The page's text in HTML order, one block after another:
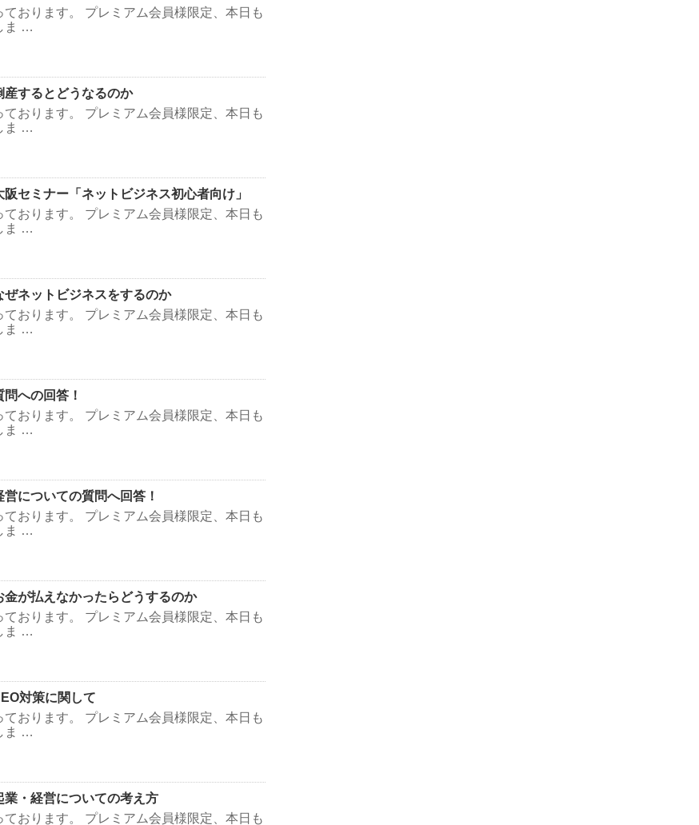
おります。 プレミアム会員様限定、本日も
ま …
するとどうなるのか
おります。 プレミアム会員様限定、本日も
ま …
セミナー「ネットビジネス初心者向け」
おります。 プレミアム会員様限定、本日も
ま …
ネットビジネスをするのか
おります。 プレミアム会員様限定、本日も
ま …
への回答！
おります。 プレミアム会員様限定、本日も
ま …
についての質問へ回答！
おります。 プレミアム会員様限定、本日も
ま …
が払えなかったらどうするのか
おります。 プレミアム会員様限定、本日も
ま …
対策に関して
おります。 プレミアム会員様限定、本日も
ま …
・経営についての考え方
おります。 プレミアム会員様限定、本日も